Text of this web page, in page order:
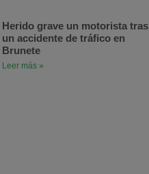
Herido grave un motorista tras
un accidente de tráfico en
Brunete
Leer más »